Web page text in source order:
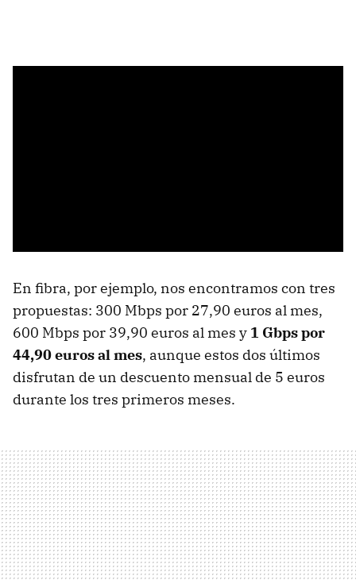
En fibra, por ejemplo, nos encontramos con tres
propuestas: 300 Mbps por 27,90 euros al mes,
600 Mbps por 39,90 euros al mes y 1 Gbps por
44,90 euros al mes, aunque estos dos últimos
disfrutan de un descuento mensual de 5 euros
durante los tres primeros meses.